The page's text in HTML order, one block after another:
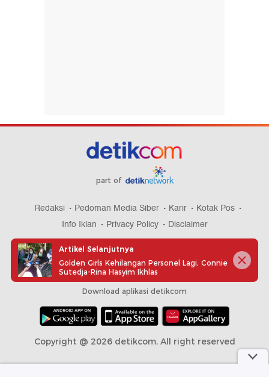
part of
Redaksi Pedoman Media Siber Karir
Kotak Pos
Info Iklan
Privacy Policy Disclaimer
Download aplikasi detikcom
Copyright @ 2026 detikcom, All right reserved
Artikel Selanjutnya
Golden Girls Kehilangan Personel Lagi, Connie
Sutedja-Rina Hasyim Ikhlas